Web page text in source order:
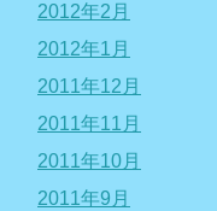
2012年2月
2012年1月
2011年12月
2011年11月
2011年10月
2011年9月